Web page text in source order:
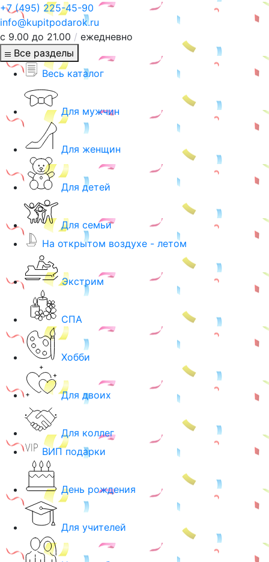
+7 (495) 225-45-90
info@kupitpodarok.ru
с 9.00 до 21.00 / ежедневно
Все разделы
Весь каталог
Для мужчин
Для женщин
Для детей
Для семьи
На открытом воздухе - летом
Экстрим
СПА
Хобби
Для двоих
Для коллег
ВИП подарки
День рождения
Для учителей